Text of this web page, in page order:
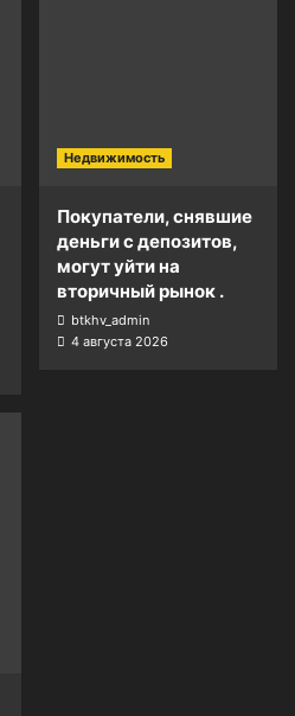
Недвижимость
Покупатели, снявшие
деньги с депозитов,
могут уйти на
вторичный рынок .
btkhv_admin
4 августа 2026